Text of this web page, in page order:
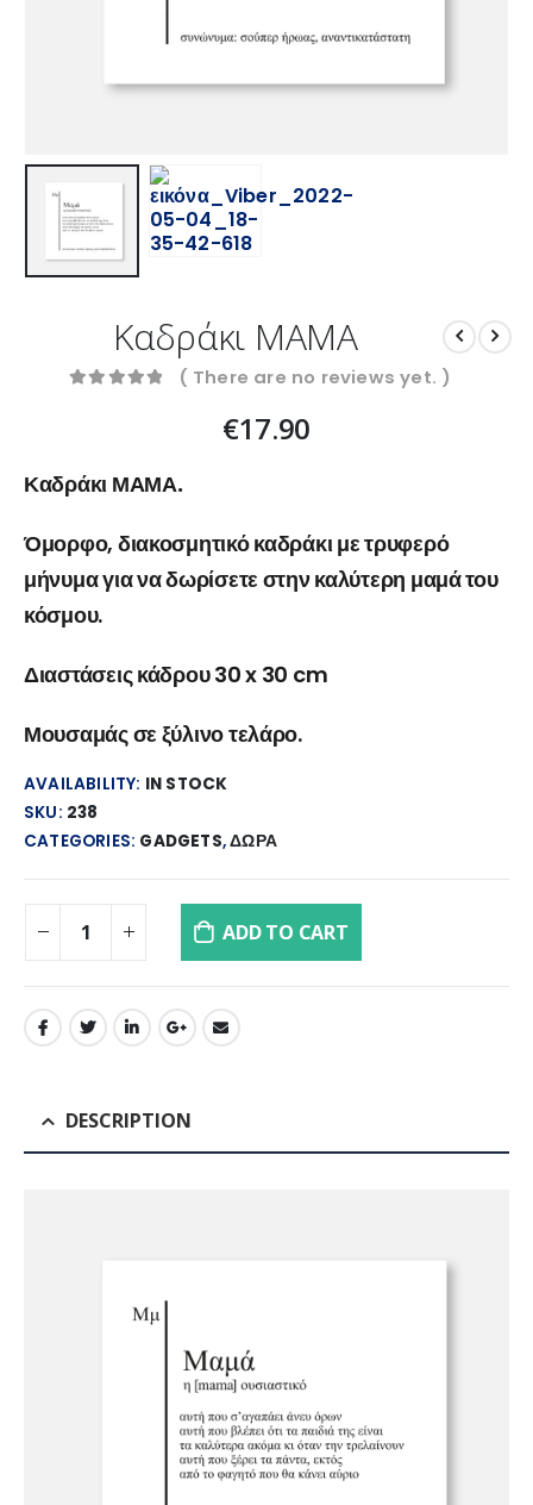
Καδράκι ΜΑΜΑ
( There are no reviews yet. )
€17.90
Καδράκι ΜΑΜΑ.
Όμορφο, διακοσμητικό καδράκι με τρυφερό
μήνυμα για να δωρίσετε στην καλύτερη μαμά του
κόσμου.
Διαστάσεις κάδρου 30 x 30 cm
Μουσαμάς σε ξύλινο τελάρο.
AVAILABILITY: IN STOCK
SKU: 238
CATEGORIES: GADGETS,ΔΩΡΑ
ADD TO CART
DESCRIPTION